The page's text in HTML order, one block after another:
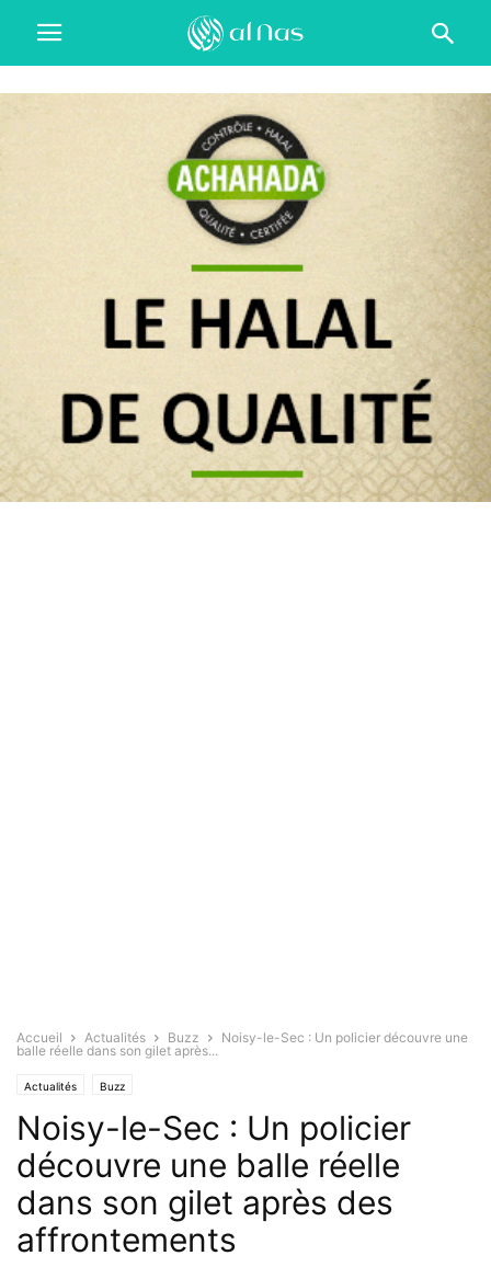
Accueil Actualités Buzz
Noisy-le-Sec : Un policier découvre une
balle réelle dans son gilet après...
Actualités Buzz
Noisy-le-Sec : Un policier
découvre une balle réelle
dans son gilet après des
affrontements